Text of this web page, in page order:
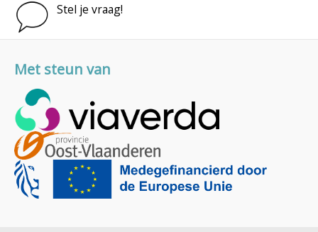
Stel je vraag!
Met steun van